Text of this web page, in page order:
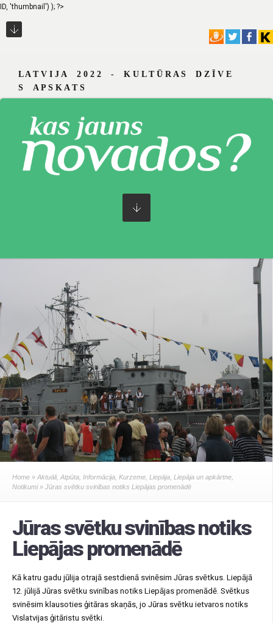
ID, 'thumbnail') ); ?>
L A T V I J A 2 0 2 2 - K U L T Ū R A S D Z Ī V E
S A P S K A T S
Home » Aktuāli, Atpūta Informācija Kurzeme Liepāja Liepāja un apkārtne
Notikumi» Jūras svētku svinības notiks Liepājas promenādē
Jūras svētku svinības notiks
Liepājas promenādē
Kā katru gadu jūlija otrajā sestdienā svinēsim Jūras svētkus. Liepājā
12. jūlijā Jūras svētku svinības notiks Liepājas promenādē. Svētkus
svinēsim klausoties ģitāras skaņās, jo Jūras svētku ietvaros notiks
Vislatvijas ģitāristu svētki.